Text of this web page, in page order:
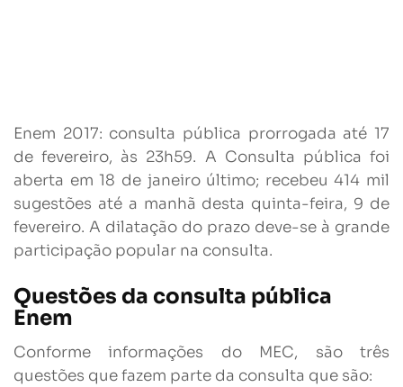
Enem 2017: consulta pública prorrogada até 17
de fevereiro, às 23h59. A Consulta pública foi
aberta em 18 de janeiro último; recebeu 414 mil
sugestões até a manhã desta quinta-feira, 9 de
fevereiro. A dilatação do prazo deve-se à grande
participação popular na consulta.
Questões da consulta pública
Enem
Conforme informações do MEC, são três
questões que fazem parte da consulta que são: